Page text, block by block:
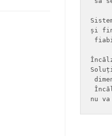
și
nu